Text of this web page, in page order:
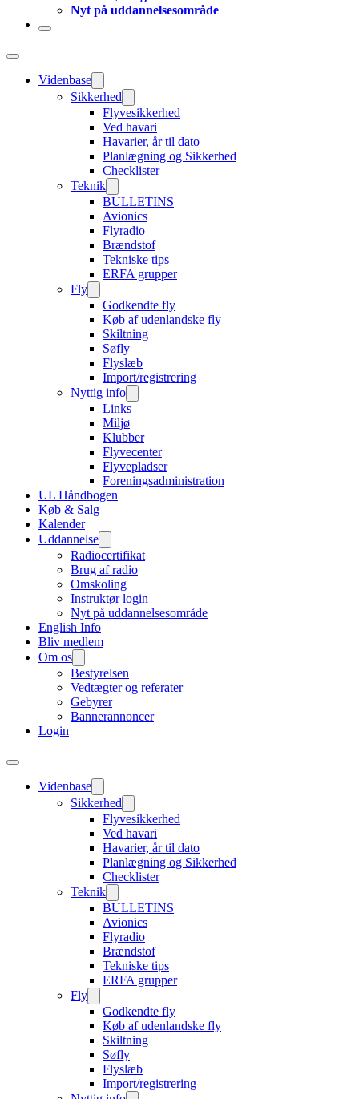
Nyt på uddannelsesområde
Videnbase
Sikkerhed
Flyvesikkerhed
Ved havari
Havarier, år til dato
Planlægning og Sikkerhed
Checklister
Teknik
BULLETINS
Avionics
Flyradio
Brændstof
Tekniske tips
ERFA grupper
Fly
Godkendte fly
Køb af udenlandske fly
Skiltning
Søfly
Flyslæb
Import/registrering
Nyttig info
Links
Miljø
Klubber
Flyvecenter
Flyvepladser
Foreningsadministration
UL Håndbogen
Køb & Salg
Kalender
Uddannelse
Radiocertifikat
Brug af radio
Omskoling
Instruktør login
Nyt på uddannelsesområde
English Info
Bliv medlem
Om os
Bestyrelsen
Vedtægter og referater
Gebyrer
Bannerannoncer
Login
Videnbase
Sikkerhed
Flyvesikkerhed
Ved havari
Havarier, år til dato
Planlægning og Sikkerhed
Checklister
Teknik
BULLETINS
Avionics
Flyradio
Brændstof
Tekniske tips
ERFA grupper
Fly
Godkendte fly
Køb af udenlandske fly
Skiltning
Søfly
Flyslæb
Import/registrering